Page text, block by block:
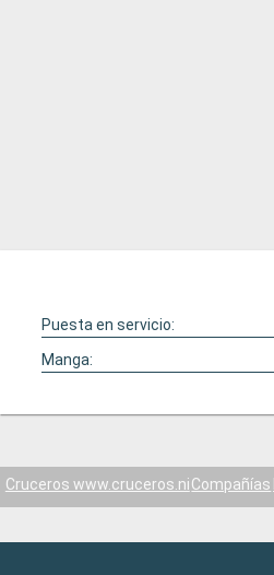
Puesta en servicio:
Manga:
Cruceros www.cruceros.niCompañías